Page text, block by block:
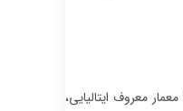
معمار معروف ایتالیایی،